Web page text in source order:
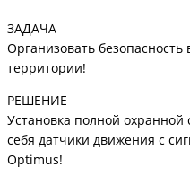
ЗАДАЧА
Организовать
территории!
РЕШЕНИЕ
Установка полной
себя датчики движения с
Optimus!